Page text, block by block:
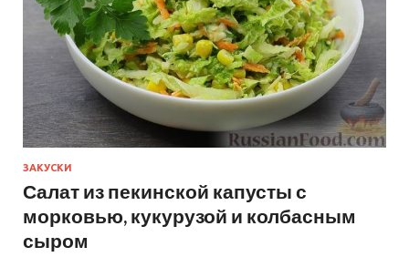
ЗАКУСКИ
Салат из пекинской капусты с
морковью, кукурузой и колбасным
сыром